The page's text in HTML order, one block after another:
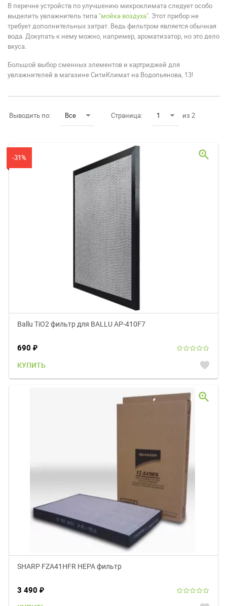
В перечне устройств по улучшению микроклимата следует особо
выделить увлажнитель типа"мойка воздуха". Этот прибор не
требует дополнительных затрат. Ведь фильтром является обычная
вода. Докупать к нему можно, например, ароматизатор, но это дело
вкуса.
Большой выбор сменных элементов и картриджей для
увлажнителей в магазине СитиКлимат на Водопьянова, 13!
Выводить по: Все Страница: 1 из 2
-31%
Ballu TiO2 фильтр для BALLU AP-410F7
690 ₽
КУПИТЬ favorite
zoom_in
SHARP FZA41HFR HEPA фильтр
3 490 ₽
zoom_in